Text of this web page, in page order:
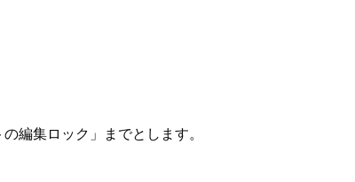
編集ロック」までとします。